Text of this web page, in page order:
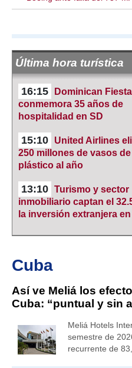
Última hora turística
16:15
Dominican
conmemora 35 años de
hospitalidad en SD
15:10
United Airlines
250 millones de vasos de
plástico al año
13:10 Turismo y sector
inmobiliario captan el
la inversión extranjera en
Cuba
Así ve Meliá los
Cuba: “puntual y sin
Meliá Hotels
semestre de
recurrente de